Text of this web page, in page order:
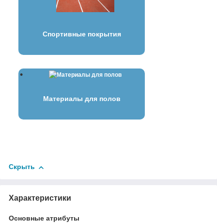
Спортивные покрытия
Материалы для полов
Скрыть
Характеристики
Основные атрибуты